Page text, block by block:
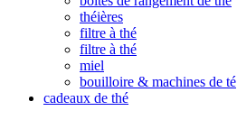
théières
filtre à thé
filtre à thé
miel
bouilloire & machines de té
cadeaux de thé